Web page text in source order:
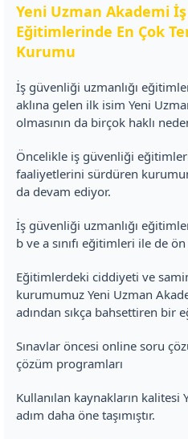
Yeni Uzman Akademi
Eğitimlerinde En Çok
Kurumu
İş güvenliği uzmanlığı
aklına gelen ilk isim Yeni
olmasının da birçok haklı
Öncelikle iş güvenliği
faaliyetlerini sürdüren
da devam ediyor.
İş güvenliği uzmanlığı
b ve a sınıfı eğitimleri ile de
Eğitimlerdeki ciddiyeti ve
kurumumuz Yeni Uzman
adından sıkça bahsettiren bir
Sınavlar öncesi online soru
çözüm programları
Kullanılan kaynakların kalitesi
adım daha öne taşımıştır.